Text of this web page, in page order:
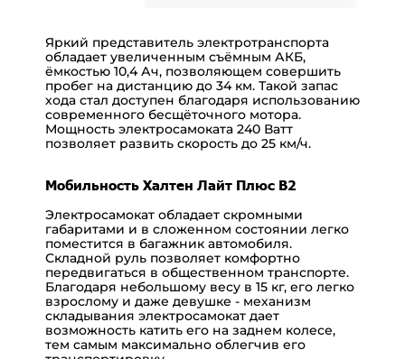
Яркий представитель электротранспорта
обладает увеличенным съёмным АКБ,
ёмкостью 10,4 Ач, позволяющем совершить
пробег на дистанцию до 34 км. Такой запас
хода стал доступен благодаря использованию
современного бесщёточного мотора.
Мощность электросамоката 240 Ватт
позволяет развить скорость до 25 км/ч.
Мобильность Халтен Лайт Плюс В2
Электросамокат обладает скромными
габаритами и в сложенном состоянии легко
поместится в багажник автомобиля.
Складной руль позволяет комфортно
передвигаться в общественном транспорте.
Благодаря небольшому весу в 15 кг, его легко
взрослому и даже девушке - механизм
складывания электросамокат дает
возможность катить его на заднем колесе,
тем самым максимально облегчив его